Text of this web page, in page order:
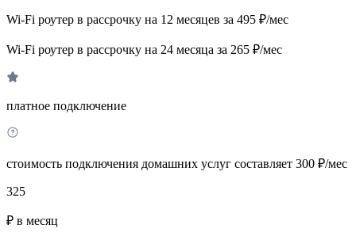
Wi-Fi роутер в рассрочку на 12 месяцев за 495 ₽/мес
Wi-Fi роутер в рассрочку на 24 месяца за 265 ₽/мес
платное подключение
стоимость подключения домашних услуг составляет 300 ₽/мес
325
₽ в месяц